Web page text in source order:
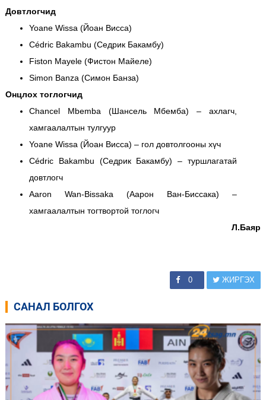
Довтлогчид
Yoane Wissa (Йоан Висса)
Cédric Bakambu (Седрик Бакамбу)
Fiston Mayele (Фистон Майеле)
Simon Banza (Симон Банза)
Онцлох тоглогчид
Chancel Mbemba (Шансель Мбемба) – ахлагч,
хамгаалалтын тулгуур
Yoane Wissa (Йоан Висса) – гол довтолгооны хүч
Cédric Bakambu (Седрик Бакамбу) – туршлагатай
довтлогч
Aaron Wan-Bissaka (Аарон Ван-Биссака) –
хамгаалалтын тогтвортой тоглогч
Л.Баяр
0 ЖИРГЭХ
САНАЛ БОЛГОХ